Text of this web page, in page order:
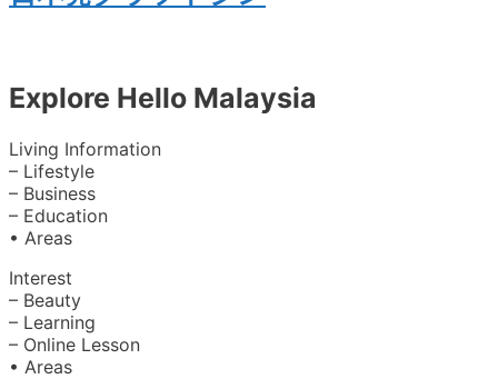
Explore Hello Malaysia
Living Information
– Lifestyle
– Business
– Education
• Areas
Interest
– Beauty
– Learning
– Online Lesson
• Areas